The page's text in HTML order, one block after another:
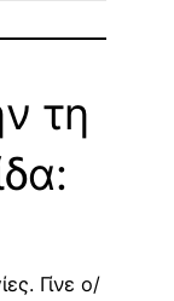
τη
Γίνε ο/